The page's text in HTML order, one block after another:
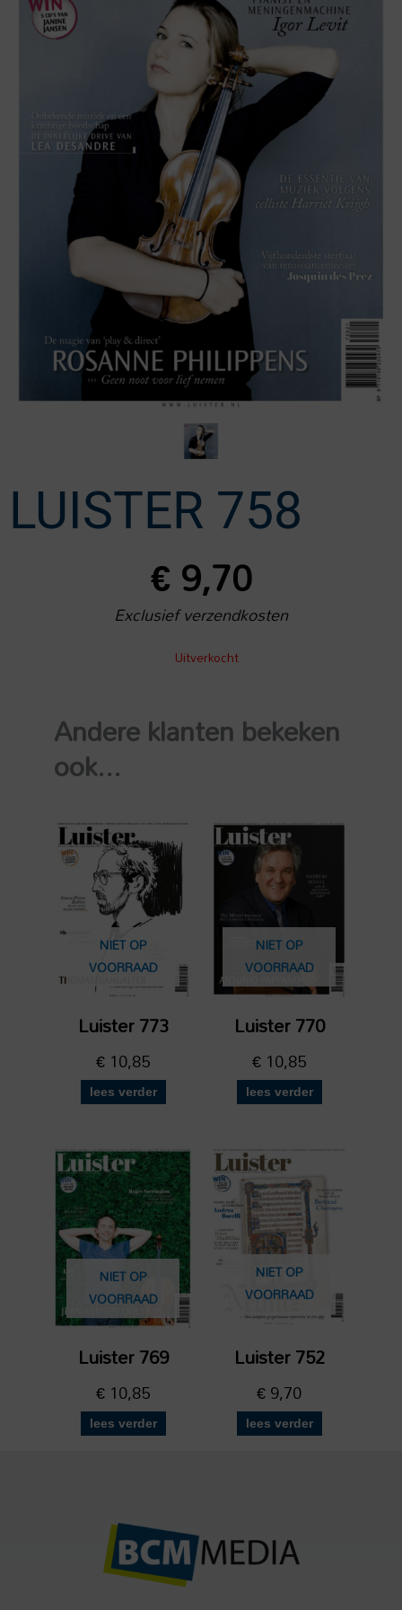
LUISTER 758
€9,70
Exclusief verzendkosten
Uitverkocht
Andere klanten bekeken
ook...
NIET OP
VOORRAAD
Luister 773
€10,85
lees verder
NIET OP
VOORRAAD
Luister 770
€10,85
lees verder
NIET OP
VOORRAAD
Luister 769
€10,85
lees verder
NIET OP
VOORRAAD
Luister 752
€9,70
lees verder